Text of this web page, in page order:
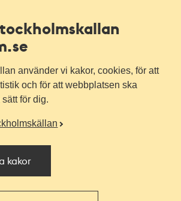
använder vi kakor, cookies, för att
och för att webbplatsen ska
för dig.
kakor